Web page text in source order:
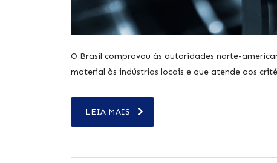
O Brasil comprovou às autoridades norte-
material às indústrias locais e que atende aos
LEIA MAIS